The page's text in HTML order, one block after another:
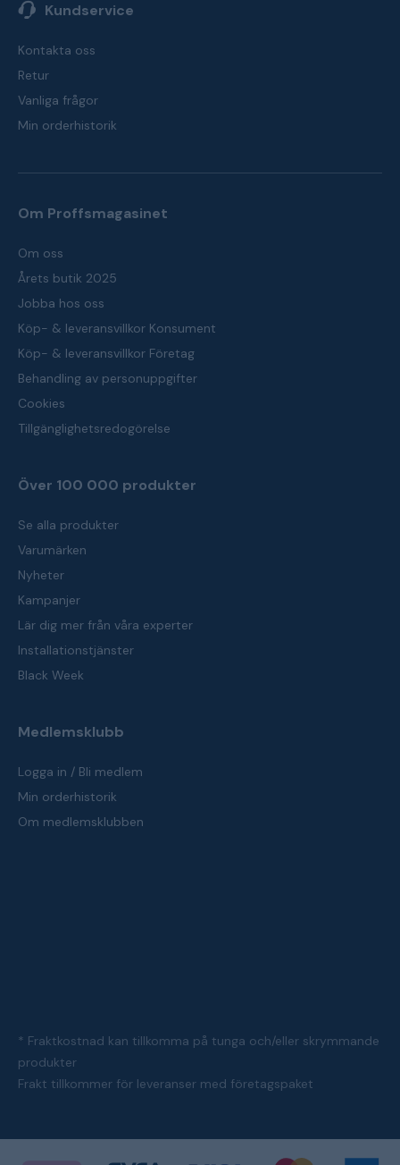
Kundservice
Kontakta oss
Retur
Vanliga frågor
Min orderhistorik
Om Proffsmagasinet
Om oss
Årets butik 2025
Jobba hos oss
Köp- & leveransvillkor Konsument
Köp- & leveransvillkor Företag
Behandling av personuppgifter
Cookies
Tillgänglighetsredogörelse
Över 100 000 produkter
Se alla produkter
Varumärken
Nyheter
Kampanjer
Lär dig mer från våra experter
Installationstjänster
Black Week
Medlemsklubb
Logga in / Bli medlem
Min orderhistorik
Om medlemsklubben
* Fraktkostnad kan tillkomma på tunga och/eller skrymmande
produkter
Frakt tillkommer för leveranser med företagspaket